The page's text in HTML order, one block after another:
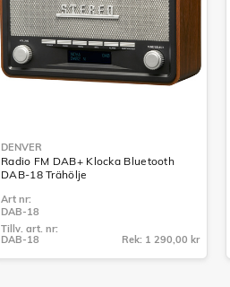
DENVER
Radio FM DAB+ Klocka Bluetooth
DAB-18 Trähölje
Art nr:
DAB-18
DAB-18
Tillv. art. nr:
DAB-18
Rek: 1 290,00 kr